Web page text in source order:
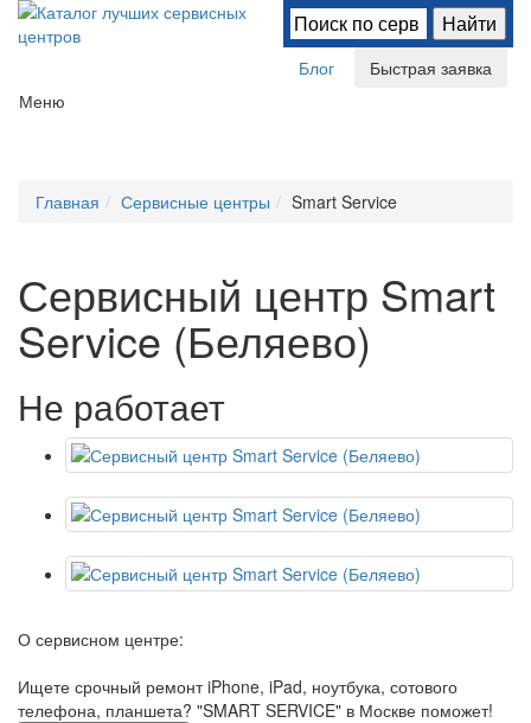
Блог
Быстрая заявка
Меню
Главная Сервисные центры Smart Service
Сервисный центр Smart
Service (Беляево)
Не работает
О сервисном центре:
Ищете срочный ремонт iPhone, iPad, ноутбука, сотового
телефона, планшета? "SMART SERVICE" в Москве поможет!